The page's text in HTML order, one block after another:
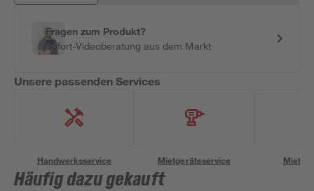
Fragen zum Produkt?
Sofort-Videoberatung aus dem Markt
Unsere passenden Services
Handwerksservice Mietgeräteservice
Häufig dazu gekauft